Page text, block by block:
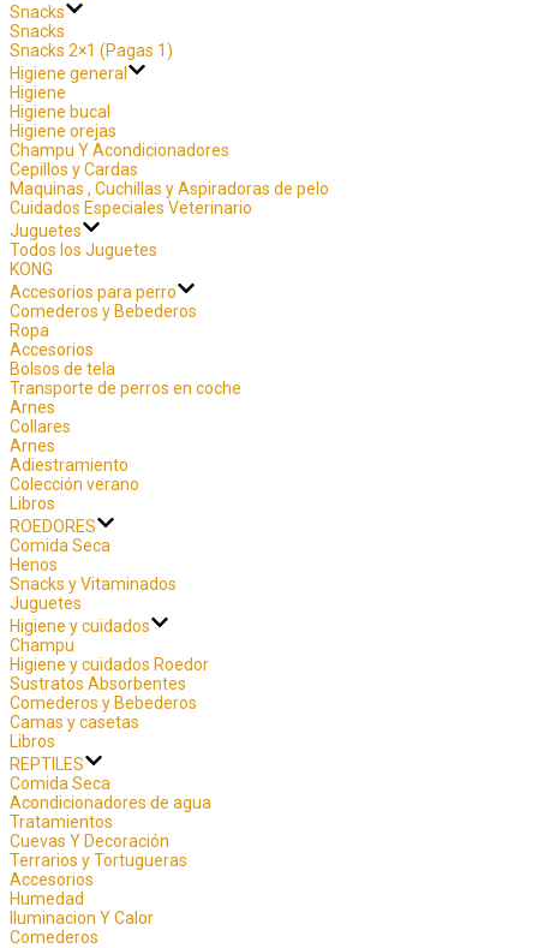
Snacks
Snacks
Snacks 2×1 (Pagas 1)
Higiene general
Higiene
Higiene bucal
Higiene orejas
Champu Y Acondicionadores
Cepillos y Cardas
Maquinas , Cuchillas y Aspiradoras de pelo
Cuidados Especiales Veterinario
Juguetes
Todos los Juguetes
KONG
Accesorios para perro
Comederos y Bebederos
Ropa
Accesorios
Bolsos de tela
Transporte de perros en coche
Arnes
Collares
Arnes
Adiestramiento
Colección verano
Libros
ROEDORES
Comida Seca
Henos
Snacks y Vitaminados
Juguetes
Higiene y cuidados
Champu
Higiene y cuidados Roedor
Sustratos Absorbentes
Comederos y Bebederos
Camas y casetas
Libros
REPTILES
Comida Seca
Acondicionadores de agua
Tratamientos
Cuevas Y Decoración
Terrarios y Tortugueras
Accesorios
Humedad
Iluminacion Y Calor
Comederos